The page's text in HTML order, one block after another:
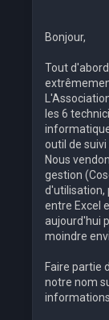
Bonjour,
Tout
les 6
outil de suivi
Nous
gestion
d'utilisation,
entre Excel
aujourd'hui
moindre
Faire partie
notre nom